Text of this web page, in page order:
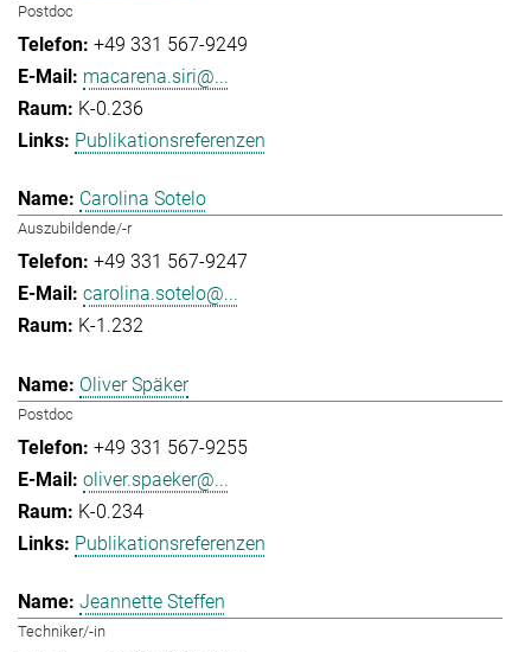
Postdoc
+49 331 567-9249
macarena.siri@...
K-0.236
Publikationsreferenzen
Carolina Sotelo
Auszubildende/-r
+49 331 567-9247
carolina.sotelo@...
K-1.232
Oliver Späker
Postdoc
+49 331 567-9255
oliver.spaeker@...
K-0.234
Publikationsreferenzen
Jeannette Steffen
Techniker/-in